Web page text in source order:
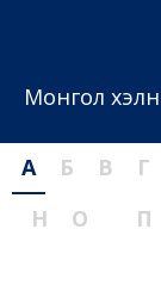
Монгол
А Б В Г
Н
О П